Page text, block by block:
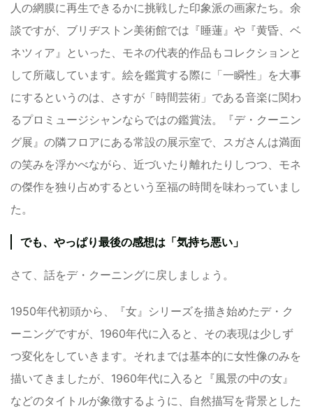
人の網膜に再生できるかに挑戦した印象派の画家たち。余
談ですが、ブリヂストン美術館では『睡蓮』や『黄昏、ベ
ネツィア』といった、モネの代表的作品もコレクションと
して所蔵しています。絵を鑑賞する際に「一瞬性」を大事
にするというのは、さすが「時間芸術」である音楽に関わ
るプロミュージシャンならではの鑑賞法。『デ・クーニン
グ展』の隣フロアにある常設の展示室で、スガさんは満面
の笑みを浮かべながら、近づいたり離れたりしつつ、モネ
の傑作を独り占めするという至福の時間を味わっていまし
た。
でも、やっぱり最後の感想は「気持ち悪い」
さて、話をデ・クーニングに戻しましょう。
1950年代初頭から、『女』シリーズを描き始めたデ・ク
ーニングですが、1960年代に入ると、その表現は少しず
つ変化をしていきます。それまでは基本的に女性像のみを
描いてきましたが、1960年代に入ると『風景の中の女』
などのタイトルが象徴するように、自然描写を背景とした